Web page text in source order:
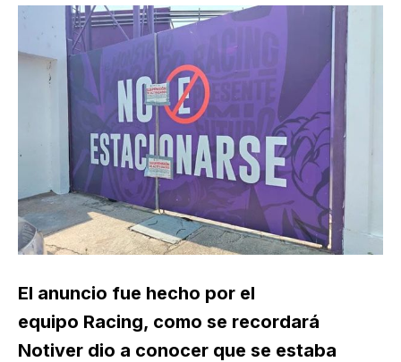
El anuncio fue hecho por el
equipo Racing, como se recordará
Notiver dio a conocer que se estaba